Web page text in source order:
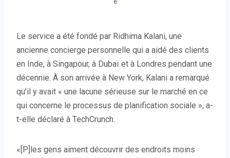
Le service a été fondé par Ridhima Kalani, une
ancienne concierge personnelle qui a aidé des clients
en Inde, à Singapour, à Dubaï et à Londres pendant une
décennie. À son arrivée à New York, Kalani a remarqué
qu’il y avait « une lacune sérieuse sur le marché en ce
qui concerne le processus de planification sociale », a-
t-elle déclaré à TechCrunch.
«[P]les gens aiment découvrir des endroits moins